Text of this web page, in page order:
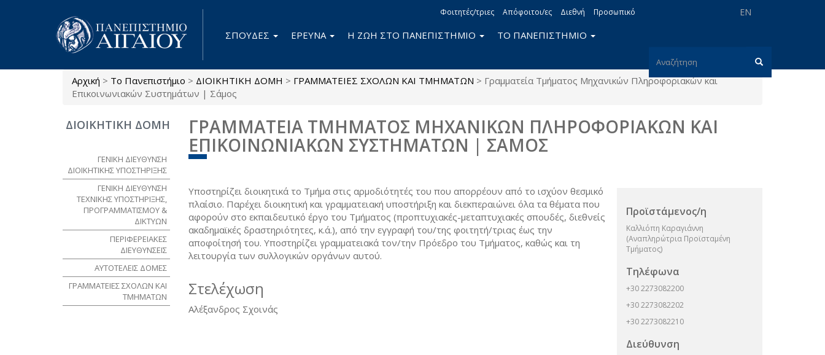
EN
Φοιτητές/τριες Απόφοιτοι/ες Διεθνή Προσωπικό
Φόρμα
αναζήτησης
Αναζήτηση
ΣΠΟΥΔΕΣ ΕΡΕΥΝΑ Η ΖΩΗ ΣΤΟ ΠΑΝΕΠΙΣΤΗΜΙΟ ΤΟ ΠΑΝΕΠΙΣΤΗΜΙΟ
Είστε εδώ
Αρχική > Το Πανεπιστήμιο > ΔΙΟΙΚΗΤΙΚΗ ΔΟΜΗ > ΓΡΑΜΜΑΤΕΙΕΣ ΣΧΟΛΩΝ ΚΑΙ ΤΜΗΜΑΤΩΝ > Γραμματεία Τμήματος Μηχανικών Πληροφοριακών και
Επικοινωνιακών Συστημάτων | Σάμος
ΓΡΑΜΜΑΤΕΙΑ ΤΜΗΜΑΤΟΣ ΜΗΧΑΝΙΚΩΝ ΠΛΗΡΟΦΟΡΙΑΚΩΝ ΚΑΙ
ΕΠΙΚΟΙΝΩΝΙΑΚΩΝ ΣΥΣΤΗΜΑΤΩΝ | ΣΑΜΟΣ
Υποστηρίζει διοικητικά το Τμήμα στις αρμοδιότητές του που απορρέουν από το ισχύον θεσμικό
πλαίσιο. Παρέχει διοικητική και γραμματειακή υποστήριξη και διεκπεραιώνει όλα τα θέματα που
αφορούν στο εκπαιδευτικό έργο του Τμήματος (προπτυχιακές-μεταπτυχιακές σπουδές, διεθνείς
ακαδημαϊκές δραστηριότητες, κ.ά.), από την εγγραφή του/της φοιτητή/τριας έως την
αποφοίτησή του. Υποστηρίζει γραμματειακά τον/την Πρόεδρο του Τμήματος, καθώς και τη
λειτουργία των συλλογικών οργάνων αυτού.
Στελέχωση
Αλέξανδρος Σχοινάς
Προϊστάμενος/η
Καλλιόπη Καραγιάννη
(Αναπληρώτρια Προϊσταμένη
Τμήματος)
Τηλέφωνα
+30 2273082200
+30 2273082202
+30 2273082210
Διεύθυνση
ΔΙΟΙΚΗΤΙΚΗ ΔΟΜΗ
ΓΕΝΙΚΗ ΔΙΕΥΘΥΝΣΗ
ΔΙΟΙΚΗΤΙΚΗΣ ΥΠΟΣΤΗΡΙΞΗΣ
ΓΕΝΙΚΗ ΔΙΕΥΘΥΝΣΗ
ΤΕΧΝΙΚΗΣ ΥΠΟΣΤΗΡΙΞΗΣ,
ΠΡΟΓΡΑΜΜΑΤΙΣΜΟΥ &
ΔΙΚΤΥΩΝ
ΠΕΡΙΦΕΡΕΙΑΚΕΣ
ΔΙΕΥΘΥΝΣΕΙΣ
ΑΥΤΟΤΕΛΕΙΣ ΔΟΜΕΣ
ΓΡΑΜΜΑΤΕΙΕΣ ΣΧΟΛΩΝ ΚΑΙ
ΤΜΗΜΑΤΩΝ